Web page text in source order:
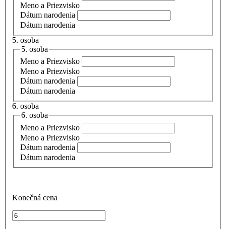
Meno a Priezvisko
Dátum narodenia
Dátum narodenia
5. osoba
5. osoba
Meno a Priezvisko
Meno a Priezvisko
Dátum narodenia
Dátum narodenia
6. osoba
6. osoba
Meno a Priezvisko
Meno a Priezvisko
Dátum narodenia
Dátum narodenia
Konečná cena